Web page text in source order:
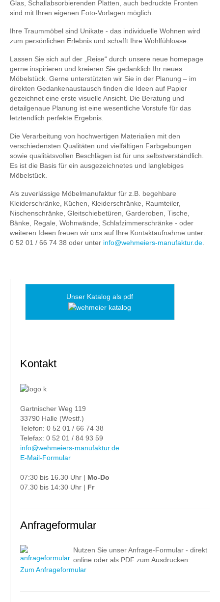
Glas, Schallabsorbierenden Platten, auch bedruckte Fronten
sind mit Ihren eigenen Foto-Vorlagen möglich.
Ihre Traummöbel sind Unikate - das individuelle Wohnen wird
zum persönlichen Erlebnis und schafft Ihre Wohlfühloase.
Lassen Sie sich auf der „Reise“ durch unsere neue homepage
gerne inspirieren und kreieren Sie gedanklich Ihr neues
Möbelstück. Gerne unterstützten wir Sie in der Planung – im
direkten Gedankenaustausch finden die Ideen auf Papier
gezeichnet eine erste visuelle Ansicht. Die Beratung und
detailgenaue Planung ist eine wesentliche Vorstufe für das
letztendlich perfekte Ergebnis.
Die Verarbeitung von hochwertigen Materialien mit den
verschiedensten Qualitäten und vielfältigen Farbgebungen
sowie qualitätsvollen Beschlägen ist für uns selbstverständlich.
Es ist die Basis für ein ausgezeichnetes und langlebiges
Möbelstück.
Als zuverlässige Möbelmanufaktur für z.B. begehbare
Kleiderschränke, Küchen, Kleiderschränke, Raumteiler,
Nischenschränke, Gleitschiebetüren, Garderoben, Tische,
Bänke, Regale, Wohnwände, Schlafzimmerschränke - oder
weiteren Ideen freuen wir uns auf Ihre Kontaktaufnahme unter:
0 52 01 / 66 74 38 oder unter info@wehmeiers-manufaktur.de.
Unser Katalog als pdf
Kontakt
Gartnischer Weg 119
33790 Halle (Westf.)
Telefon: 0 52 01 / 66 74 38
Telefax: 0 52 01 / 84 93 59
info@wehmeiers-manufaktur.de
E-Mail-Formular
07:30 bis 16.30 Uhr | Mo-Do
07.30 bis 14:30 Uhr | Fr
Anfrageformular
Nutzen Sie unser Anfrage-Formular - direkt
online oder als PDF zum Ausdrucken:
Zum Anfrageformular